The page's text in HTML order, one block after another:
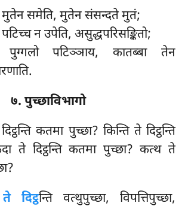
समेति, मुतेन संसन्दते मुतं;
न उपेति, असुद्धपरिसङ्कितो;
पुग्गलो पटिञ्ञाय, कातब्बा तेन
७. पुच्छाविभागो
कतमा पुच्छा? किन्ति ते दिट्ठन्ति
ते दिट्ठन्ति कतमा पुच्छा? कत्थ ते
दिट्ठन्ति वत्थुपुच्छा, विपत्तिपुच्छा,